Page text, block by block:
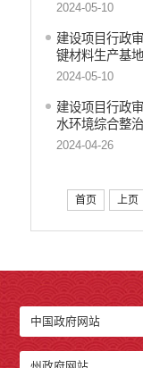
2024-05-10
建设项目行政
键材料生产基
2024-05-10
建设项目行政
水环境综合整
2024-04-26
首页 上页
中国政府网站